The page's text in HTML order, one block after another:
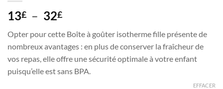
13£ – 32£Plage
prix :
13£
à
32£
Opter pour cette Boîte à goûter isotherme fille présente de
nombreux avantages : en plus de conserver la fraîcheur de
vos repas, elle offre une sécurité optimale à votre enfant
puisqu’elle est sans BPA.
EFFACER